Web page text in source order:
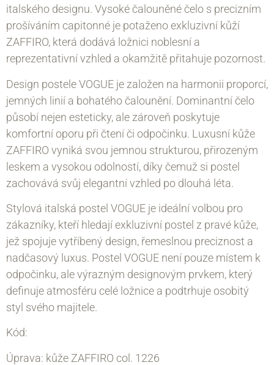
italského designu. Vysoké čalouněné čelo s precizním
prošíváním capitonné je potaženo exkluzivní kůží
ZAFFIRO, která dodává ložnici noblesní a
reprezentativní vzhled a okamžitě přitahuje pozornost.
Design postele VOGUE je založen na harmonii proporcí,
jemných linií a bohatého čalounění. Dominantní čelo
působí nejen esteticky, ale zároveň poskytuje
komfortní oporu při čtení či odpočinku. Luxusní kůže
ZAFFIRO vyniká svou jemnou strukturou, přirozeným
leskem a vysokou odolností, díky čemuž si postel
zachovává svůj elegantní vzhled po dlouhá léta.
Stylová italská postel VOGUE je ideální volbou pro
zákazníky, kteří hledají exkluzivní postel z pravé kůže,
jež spojuje vytříbený design, řemeslnou preciznost a
nadčasový luxus. Postel VOGUE není pouze místem k
odpočinku, ale výrazným designovým prvkem, který
definuje atmosféru celé ložnice a podtrhuje osobitý
styl svého majitele.
Kód:
Úprava: kůže ZAFFIRO col. 1226